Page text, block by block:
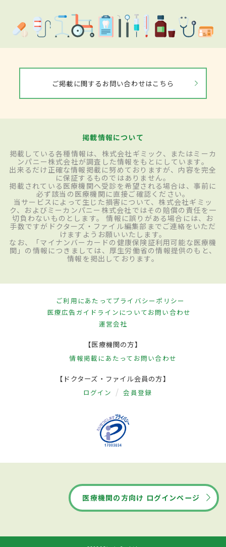
ご掲載に関するお問い合わせはこちら
掲載情報について
掲載している各種情報は、株式会社ギミック、またはミーカ
ンパニー株式会社が調査した情報をもとにしています。
出来るだけ正確な情報掲載に努めておりますが、内容を完全
に保証するものではありません。
掲載されている医療機関へ受診を希望される場合は、事前に
必ず該当の医療機関に直接ご確認ください。
当サービスによって生じた損害について、株式会社ギミッ
ク、およびミーカンパニー株式会社ではその賠償の責任を一
切負わないものとします。 情報に誤りがある場合には、お
手数ですがドクターズ・ファイル編集部までご連絡をいただ
けますようお願いいたします。
なお、「マイナンバーカードの健康保険証利用可能な医療機
関」の情報につきましては、厚生労働省の情報提供のもと、
情報を掲出しております。
ご利用にあたってプライバシーポリシー
医療広告ガイドラインについてお問い合わせ
運営会社
【医療機関の方】
情報掲載にあたって お問い合わせ
【ドクターズ・ファイル会員の方】
ログイン 会員登録
医療機関の方向け ログインページ